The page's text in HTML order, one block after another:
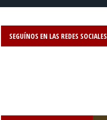
SEGUÍNOS EN LAS REDES SOCIALES